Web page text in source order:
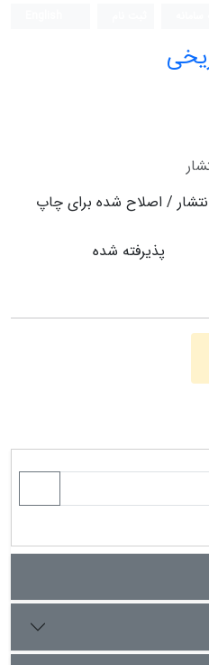
/ اصلاح شده برای چاپ
پذیرفته شده